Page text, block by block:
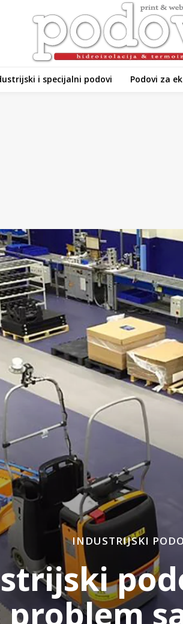
i specijalni podovi Podovi za
INDUSTRIJSKI
problem